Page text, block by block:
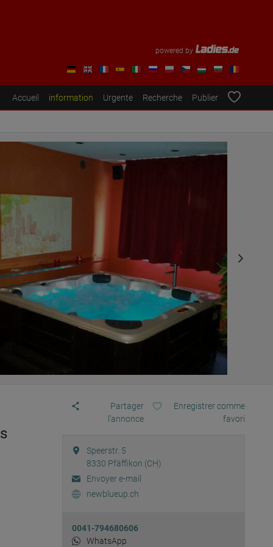
powered by
Accueil information Urgente Recherche Publier
Partager
l'annonce
Enregistrer comme
favori
Speerstr. 5
8330 Pfäffikon (CH)
Envoyer e-mail
newblueup.ch
0041-794680606
WhatsApp